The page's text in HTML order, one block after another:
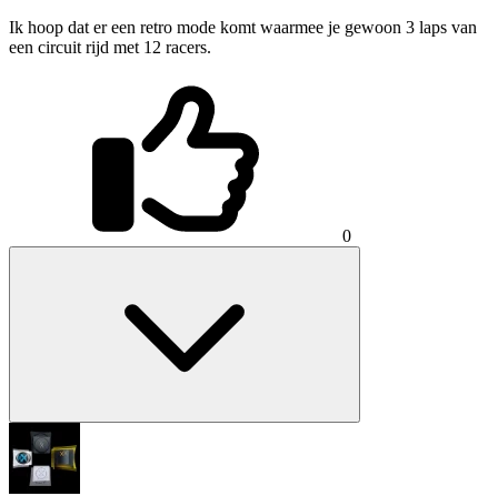
Ik hoop dat er een retro mode komt waarmee je gewoon 3 laps van
een circuit rijd met 12 racers.
0